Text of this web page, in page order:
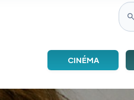
CINÉMA